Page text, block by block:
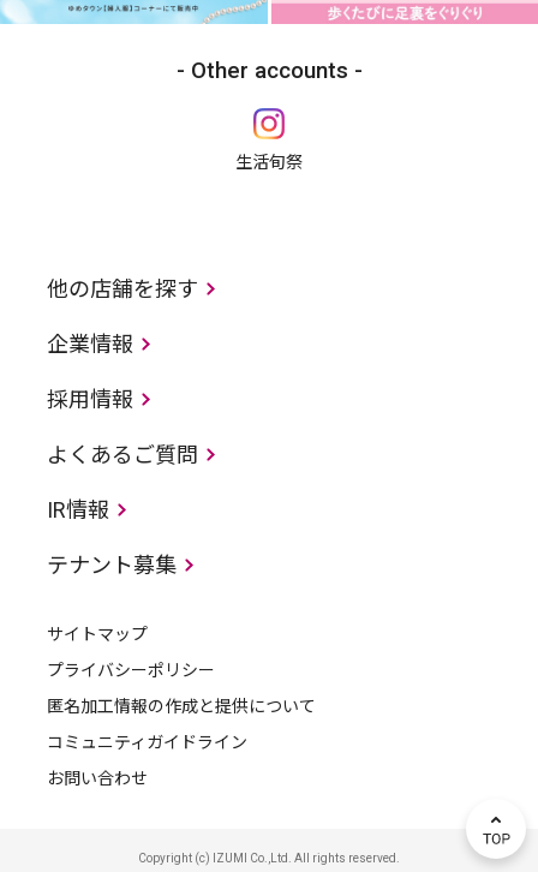
Other accounts
生活旬祭
他の店舗を探す
企業情報
採用情報
よくあるご質問
IR情報
テナント募集
サイトマップ
プライバシーポリシー
匿名加工情報の作成と提供について
コミュニティガイドライン
お問い合わせ
Copyright (c) IZUMI Co.,Ltd. All rights reserved.